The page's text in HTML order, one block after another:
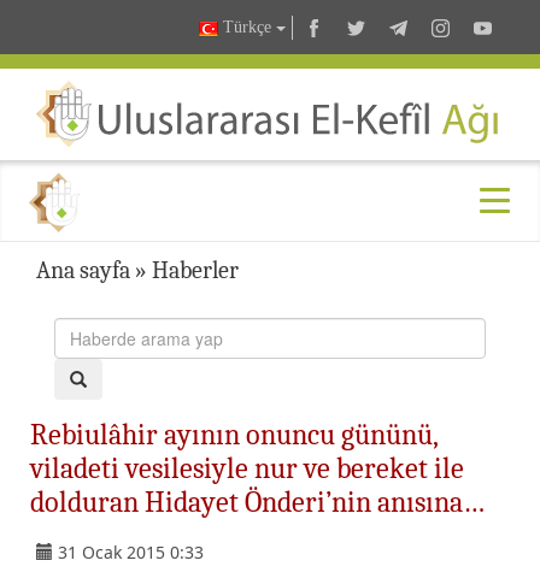
Türkçe
Ana sayfa » Haberler
Rebiulâhir ayının onuncu gününü,
viladeti vesilesiyle nur ve bereket ile
dolduran Hidayet Önderi’nin anısına…
31 Ocak 2015 0:33